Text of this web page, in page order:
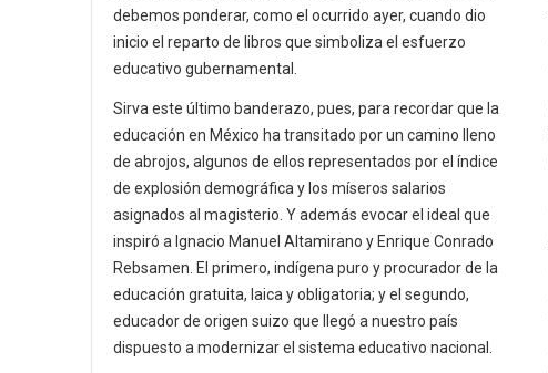
debemos ponderar, como el ocurrido ayer, cuando dio
inicio el reparto de libros que simboliza el esfuerzo
educativo gubernamental.
Sirva este último banderazo, pues, para recordar que la
educación en México ha transitado por un camino lleno
de abrojos, algunos de ellos representados por el índice
de explosión demográfica y los míseros salarios
asignados al magisterio. Y además evocar el ideal que
inspiró a Ignacio Manuel Altamirano y Enrique Conrado
Rebsamen. El primero, indígena puro y procurador de la
educación gratuita, laica y obligatoria; y el segundo,
educador de origen suizo que llegó a nuestro país
dispuesto a modernizar el sistema educativo nacional.